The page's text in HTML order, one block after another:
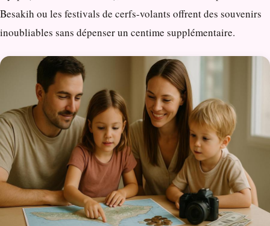
Besakih ou les festivals de cerfs-volants offrent des souvenirs
inoubliables sans dépenser un centime supplémentaire.